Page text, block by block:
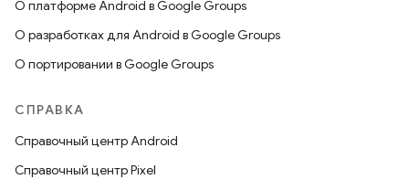
О платформе Android в Google Groups
О разработках для Android в Google Groups
О портировании в Google Groups
СПРАВКА
Справочный центр Android
Справочный центр Pixel